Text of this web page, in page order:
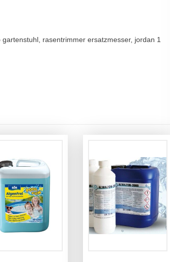
rasentrimmer ersatzmesser, jordan 1